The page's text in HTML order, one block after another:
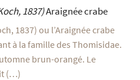
1837)Araignée crabe
1837) ou l’Araignée crabe
à la famille des Thomisidae.
brun-orangé. Le
(…)